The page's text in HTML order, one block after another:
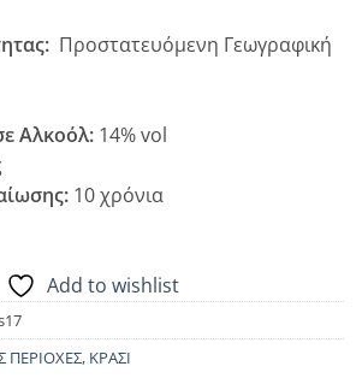
Προστατευόμενη Γεωγραφική
Αλκοόλ: 14% vol
10 χρόνια
Add to wishlist
ΠΕΡΙΟΧΕΣ, ΚΡΑΣΙ